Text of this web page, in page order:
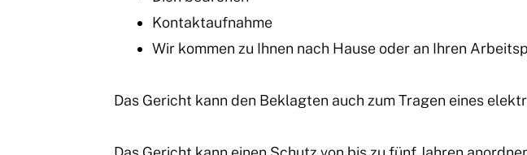
Kontaktaufnahme
Wir kommen zu Ihnen nach Hause oder an Ihren
Das Gericht kann den Beklagten auch zum Tragen eines